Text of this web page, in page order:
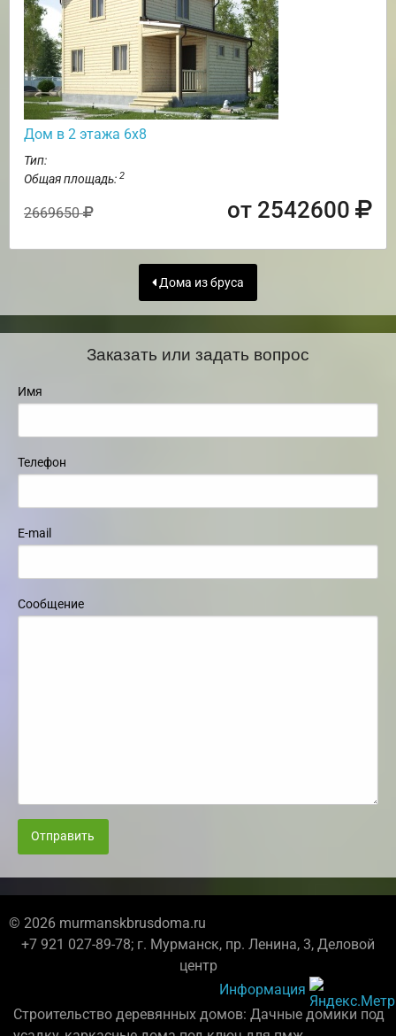
Дом в 2 этажа 6х8
Тип:
Общая площадь: 2
2669650 от 2542600
Дома из бруса
Заказать или задать вопрос
Имя
Телефон
E-mail
Сообщение
Отправить
© 2026 murmanskbrusdoma.ru
+7 921 027-89-78; г. Мурманск, пр. Ленина, 3, Деловой
центр
Информация
Строительство деревянных домов: Дачные домики под